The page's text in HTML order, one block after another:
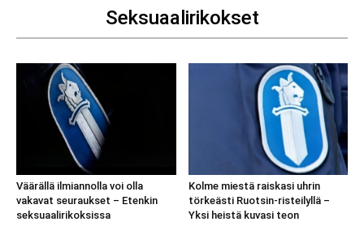
Seksuaalirikokset
Väärällä ilmiannolla voi olla
vakavat seuraukset – Etenkin
seksuaalirikoksissa
Kolme miestä raiskasi uhrin
törkeästi Ruotsin-risteilyllä –
Yksi heistä kuvasi teon